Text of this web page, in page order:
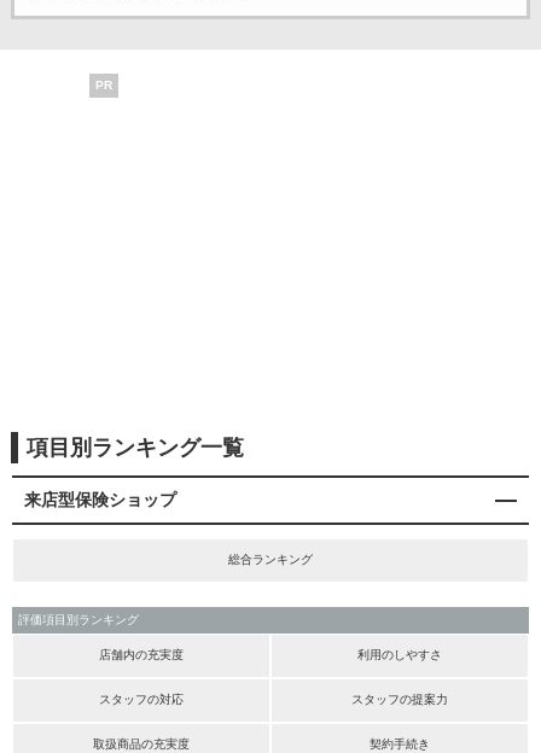
PR
項目別ランキング一覧
来店型保険ショップ
総合ランキング
評価項目別ランキング
店舗内の充実度 利用のしやすさ
スタッフの対応 スタッフの提案力
取扱商品の充実度 契約手続き